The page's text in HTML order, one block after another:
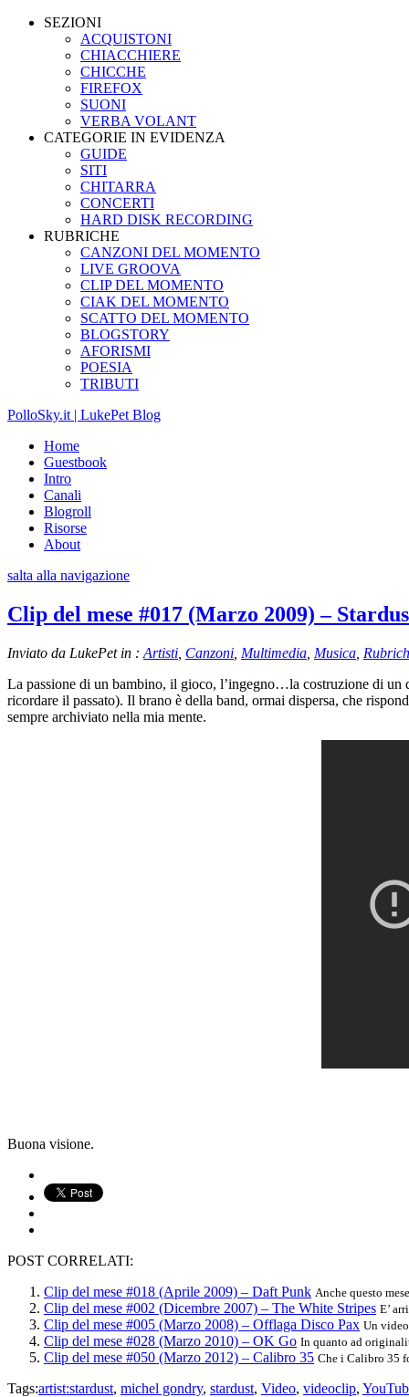
SEZIONI
ACQUISTONI
CHIACCHIERE
CHICCHE
FIREFOX
SUONI
VERBA VOLANT
CATEGORIE IN EVIDENZA
GUIDE
SITI
CHITARRA
CONCERTI
HARD DISK RECORDING
RUBRICHE
CANZONI DEL MOMENTO
LIVE GROOVA
CLIP DEL MOMENTO
CIAK DEL MOMENTO
SCATTO DEL MOMENTO
BLOGSTORY
AFORISMI
POESIA
TRIBUTI
PolloSky.it | LukePet Blog
Home
Guestbook
Intro
Canali
Blogroll
Risorse
About
salta alla navigazione
Clip del mese #017 (Marzo 2009) –
Inviato da LukePet in : Artisti Canzoni Multimedia Musica
La passione di un bambino, il gioco, l’ingegno…la costruzione di un
ricordare il passato). Il brano è della band, ormai dispersa, che
sempre archiviato nella mia mente.
Buona visione.
POST CORRELATI:
Clip del mese #018 (Aprile 2009) – Daft Punk Anche questo
Clip del mese #002 (Dicembre 2007) – The White Stripes E’
Clip del mese #005 (Marzo 2008) – Offlaga Disco Pax Un
Clip del mese #028 (Marzo 2010) – OK Go In quanto ad
Clip del mese #050 (Marzo 2012) – Calibro 35 Che i Calibro 35
Tags:artist:stardust, michel gondry, stardust, Video, videoclip,